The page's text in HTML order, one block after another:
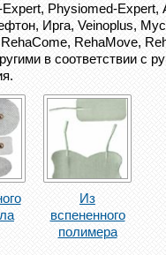
Expert, Physiomed-
Ирга, Veinoplus,
RehaMove,
в соответствии с
Из
вспененного
полимера